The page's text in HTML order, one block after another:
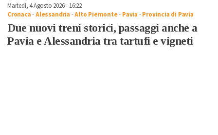
Martedì, 4 Agosto 2026 - 16:22
Cronaca-Alessandria -Alto Piemonte- Pavia -Provincia di Pavia
Due nuovi treni storici, passaggi anche a
Pavia e Alessandria tra tartufi e vigneti